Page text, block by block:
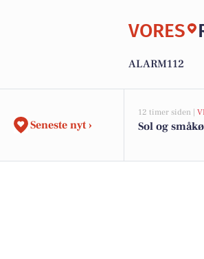
VORES
ALARM112
Seneste nyt ›
12 timer siden |
Sol og